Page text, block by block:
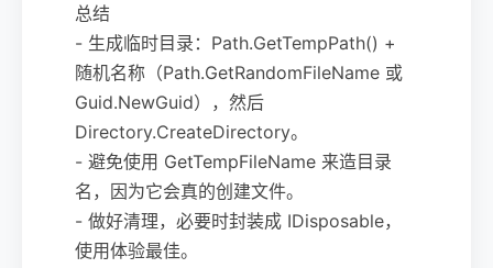
总结
- 生成临时目录：Path.GetTempPath() +
随机名称（Path.GetRandomFileName 或
Guid.NewGuid），然后
Directory.CreateDirectory。
- 避免使用 GetTempFileName 来造目录
名，因为它会真的创建文件。
- 做好清理，必要时封装成 IDisposable，
使用体验最佳。